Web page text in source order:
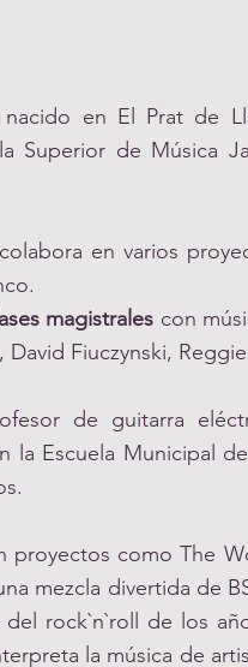
en El Prat de
Superior de Música
en varios
magistrales con
David Fiuczynski,
de guitarra
la Escuela Municipal
proyectos como The
mezcla divertida de
del rock`n`roll de los
la música de